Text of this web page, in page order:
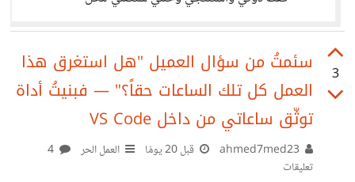
3
سئمتُ من سؤال العميل "هل استغرق هذا
العمل كل تلك الساعات حقاً؟" — فبنيتُ أداة
توثّق ساعاتي من داخل VS Code
قبل 20 يومًا العمل الحر
4
تعليقات